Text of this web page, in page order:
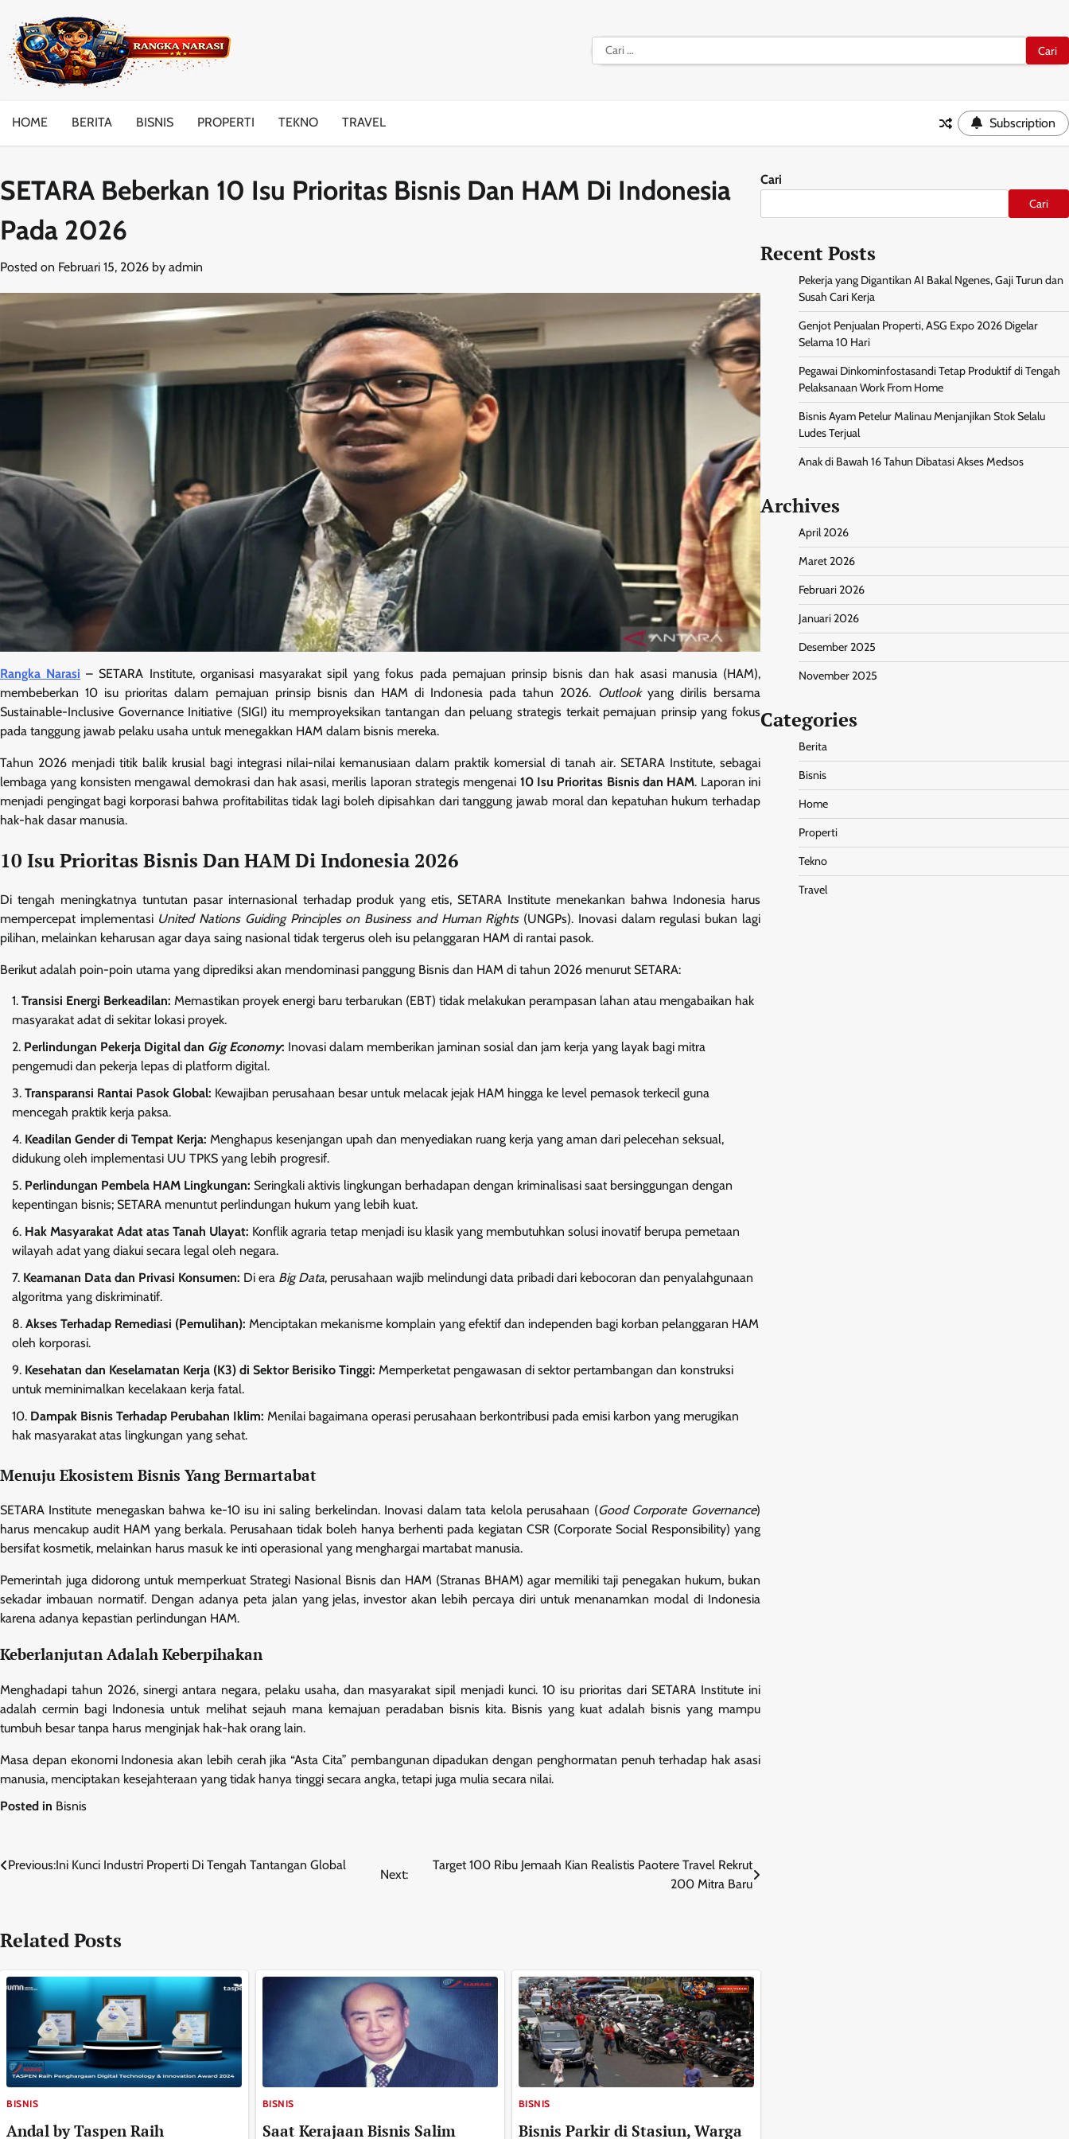
content
Cari
untuk:
HOME BERITA BISNIS PROPERTI TEKNO TRAVEL Subscription
SETARA Beberkan 10 Isu Prioritas Bisnis Dan HAM Di Indonesia
Pada 2026
Posted on Februari 15, 2026 by admin
Rangka Narasi – SETARA Institute, organisasi masyarakat sipil yang fokus pada pemajuan prinsip bisnis dan hak asasi manusia (HAM),
membeberkan 10 isu prioritas dalam pemajuan prinsip bisnis dan HAM di Indonesia pada tahun 2026. Outlookyang dirilis bersama
Sustainable-Inclusive Governance Initiative (SIGI) itu memproyeksikan tantangan dan peluang strategis terkait pemajuan prinsip yang fokus
pada tanggung jawab pelaku usaha untuk menegakkan HAM dalam bisnis mereka.
Tahun 2026 menjadi titik balik krusial bagi integrasi nilai-nilai kemanusiaan dalam praktik komersial di tanah air. SETARA Institute, sebagai
lembaga yang konsisten mengawal demokrasi dan hak asasi, merilis laporan strategis mengenai 10 Isu Prioritas Bisnis dan HAM. Laporan ini
menjadi pengingat bagi korporasi bahwa profitabilitas tidak lagi boleh dipisahkan dari tanggung jawab moral dan kepatuhan hukum terhadap
hak-hak dasar manusia.
10 Isu Prioritas Bisnis Dan HAM Di Indonesia 2026
Di tengah meningkatnya tuntutan pasar internasional terhadap produk yang etis, SETARA Institute menekankan bahwa Indonesia harus
mempercepat implementasi United Nations Guiding Principles on Business and Human Rights(UNGPs). Inovasi dalam regulasi bukan lagi
pilihan, melainkan keharusan agar daya saing nasional tidak tergerus oleh isu pelanggaran HAM di rantai pasok.
Berikut adalah poin-poin utama yang diprediksi akan mendominasi panggung Bisnis dan HAM di tahun 2026 menurut SETARA:
Transisi Energi Berkeadilan: Memastikan proyek energi baru terbarukan (EBT) tidak melakukan perampasan lahan atau mengabaikan hak
masyarakat adat di sekitar lokasi proyek.
Perlindungan Pekerja Digital dan Gig Economy: Inovasi dalam memberikan jaminan sosial dan jam kerja yang layak bagi mitra
pengemudi dan pekerja lepas di platform digital.
Transparansi Rantai Pasok Global: Kewajiban perusahaan besar untuk melacak jejak HAM hingga ke level pemasok terkecil guna
mencegah praktik kerja paksa.
Keadilan Gender di Tempat Kerja: Menghapus kesenjangan upah dan menyediakan ruang kerja yang aman dari pelecehan seksual,
didukung oleh implementasi UU TPKS yang lebih progresif.
Perlindungan Pembela HAM Lingkungan: Seringkali aktivis lingkungan berhadapan dengan kriminalisasi saat bersinggungan dengan
kepentingan bisnis; SETARA menuntut perlindungan hukum yang lebih kuat.
Hak Masyarakat Adat atas Tanah Ulayat: Konflik agraria tetap menjadi isu klasik yang membutuhkan solusi inovatif berupa pemetaan
wilayah adat yang diakui secara legal oleh negara.
Keamanan Data dan Privasi Konsumen: Di era Big Data, perusahaan wajib melindungi data pribadi dari kebocoran dan penyalahgunaan
algoritma yang diskriminatif.
Akses Terhadap Remediasi (Pemulihan): Menciptakan mekanisme komplain yang efektif dan independen bagi korban pelanggaran HAM
oleh korporasi.
Kesehatan dan Keselamatan Kerja (K3) di Sektor Berisiko Tinggi: Memperketat pengawasan di sektor pertambangan dan konstruksi
untuk meminimalkan kecelakaan kerja fatal.
Dampak Bisnis Terhadap Perubahan Iklim: Menilai bagaimana operasi perusahaan berkontribusi pada emisi karbon yang merugikan
hak masyarakat atas lingkungan yang sehat.
Menuju Ekosistem Bisnis Yang Bermartabat
SETARA Institute menegaskan bahwa ke-10 isu ini saling berkelindan. Inovasi dalam tata kelola perusahaan (Good Corporate Governance)
harus mencakup audit HAM yang berkala. Perusahaan tidak boleh hanya berhenti pada kegiatan CSR (Corporate Social Responsibility) yang
bersifat kosmetik, melainkan harus masuk ke inti operasional yang menghargai martabat manusia.
Pemerintah juga didorong untuk memperkuat Strategi Nasional Bisnis dan HAM (Stranas BHAM) agar memiliki taji penegakan hukum, bukan
sekadar imbauan normatif. Dengan adanya peta jalan yang jelas, investor akan lebih percaya diri untuk menanamkan modal di Indonesia
karena adanya kepastian perlindungan HAM.
Keberlanjutan Adalah Keberpihakan
Menghadapi tahun 2026, sinergi antara negara, pelaku usaha, dan masyarakat sipil menjadi kunci. 10 isu prioritas dari SETARA Institute ini
adalah cermin bagi Indonesia untuk melihat sejauh mana kemajuan peradaban bisnis kita. Bisnis yang kuat adalah bisnis yang mampu
tumbuh besar tanpa harus menginjak hak-hak orang lain.
Masa depan ekonomi Indonesia akan lebih cerah jika “Asta Cita” pembangunan dipadukan dengan penghormatan penuh terhadap hak asasi
manusia, menciptakan kesejahteraan yang tidak hanya tinggi secara angka, tetapi juga mulia secara nilai.
Posted in Bisnis
Navigasi
Previous:Ini Kunci Industri Properti Di Tengah Tantangan Global
Next:
Target 100 Ribu Jemaah Kian Realistis Paotere Travel Rekrut
200 Mitra Baru
Related Posts
BISNIS
Andal by Taspen Raih
BISNIS
Saat Kerajaan Bisnis Salim
BISNIS
Bisnis Parkir di Stasiun, Warga
Cari
Cari
Recent Posts
Pekerja yang Digantikan AI Bakal Ngenes, Gaji Turun dan
Susah Cari Kerja
Genjot Penjualan Properti, ASG Expo 2026 Digelar
Selama 10 Hari
Pegawai Dinkominfostasandi Tetap Produktif di Tengah
Pelaksanaan Work From Home
Bisnis Ayam Petelur Malinau Menjanjikan Stok Selalu
Ludes Terjual
Anak di Bawah 16 Tahun Dibatasi Akses Medsos
Archives
April 2026
Maret 2026
Februari 2026
Januari 2026
Desember 2025
November 2025
Categories
Berita
Bisnis
Home
Properti
Tekno
Travel